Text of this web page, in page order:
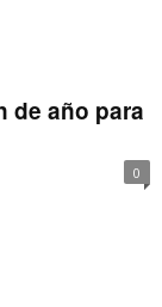
de año para
0